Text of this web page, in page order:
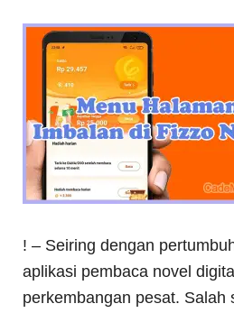
! – Seiring dengan
aplikasi pembaca novel
perkembangan pesat. Salah